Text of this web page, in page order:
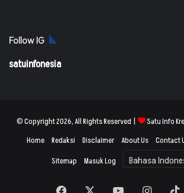
Follow IG
satuinfonesia
© Copyright 2026, All Rights Reserved | Satu Info
Home
Redaksi Disclaimer About Us Contact
Sitemap
Masuk Log
Facebook YouTubeInstagram